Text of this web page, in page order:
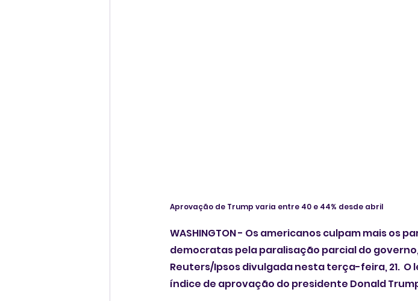
Aprovação de Trump varia entre 40 e 44% desde abril
WASHINGTON - Os americanos culpam mais os
democratas pela paralisação parcial do
Reuters/Ipsos divulgada nesta terça-feira, 21.
índice de aprovação do presidente Donald